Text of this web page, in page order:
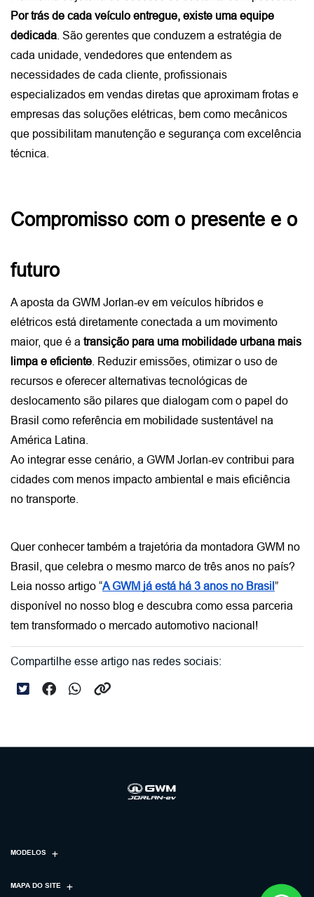
Por trás de cada veículo entregue, existe uma equipe
dedicada . São gerentes que conduzem a estratégia de
cada unidade, vendedores que entendem as
necessidades de cada cliente, profissionais
especializados em vendas diretas que aproximam frotas e
empresas das soluções elétricas, bem como mecânicos
que possibilitam manutenção e segurança com excelência
técnica.
Compromisso com o presente e o
futuro
A aposta da GWM Jorlan-ev em veículos híbridos e
elétricos está diretamente conectada a um movimento
maior, que é a transição para uma mobilidade urbana mais
limpa e eficiente . Reduzir emissões, otimizar o uso de
recursos e oferecer alternativas tecnológicas de
deslocamento são pilares que dialogam com o papel do
Brasil como referência em mobilidade sustentável na
América Latina.
Ao integrar esse cenário, a GWM Jorlan-ev contribui para
cidades com menos impacto ambiental e mais eficiência
no transporte.
Quer conhecer também a trajetória da montadora GWM no
Brasil, que celebra o mesmo marco de três anos no país?
Leia nosso artigo “A GWM já está há 3 anos no Brasil”
disponível no nosso blog e descubra como essa parceria
tem transformado o mercado automotivo nacional!
Compartilhe esse artigo nas redes sociais:
MODELOS
MAPA DO SITE